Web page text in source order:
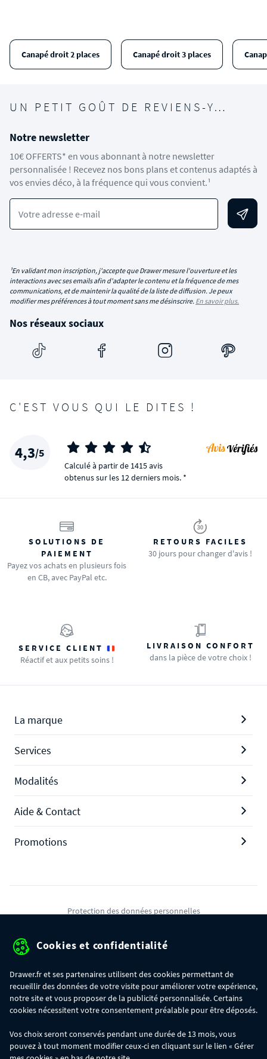
Canapé droit 2 places Canapé droit 3 places
UN PETIT GOÛT DE REVIENS-Y…
Notre newsletter
10€ OFFERTS* en vous abonnant à notre newsletter
personnalisée ! Recevez nos bons plans et contenus adaptés à
vos envies déco, à la fréquence qui vous convient.¹
Votre adresse e-mail
¹En validant mon inscription, j'accepte que Drawer mesure l'ouverture et les
interactions avec ses emails afin d'adapter le contenu et la fréquence de mes
communications, et de maintenir la qualité de la liste de diffusion. Je peux
modifier mes préférences à tout moment sans me désinscrire. En savoir plus.
Nos réseaux sociaux
C'EST VOUS QUI LE DITES !
4,3/5
Calculé à partir de 1415 avis
obtenus sur les 12 derniers mois. *
SOLUTIONS DE
PAIEMENT
Payez vos achats en plusieurs fois
en CB, avec PayPal etc.
RETOURS FACILES
30 jours pour changer d'avis !
SERVICE CLIENT
Réactif et aux petits soins !
LIVRAISON CONFORT
dans la pièce de votre choix !
La marque
Services
Modalités
Aide & Contact
Promotions
Protection des données personnelles
Gérer mes cookies
commande :
- 30€ sur votre commande dès 300€ d'achat, avec le code BIKINI30
Cookies et confidentialité
Drawer.fr et ses partenaires utilisent des cookies permettant de
recueillir des données de votre visite pour améliorer votre expérience,
notre site et vous proposer de la publicité personnalisée. Certains
cookies nécessitent votre consentement préalable pour être déposés.
Vos choix seront conservés pendant une durée de 13 mois, vous
pouvez à tout moment modifier ceux-ci en cliquant sur le lien « Gérer